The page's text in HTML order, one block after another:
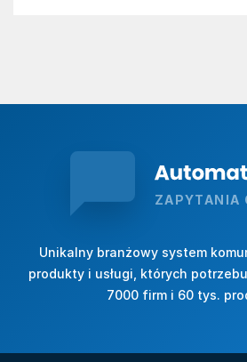
ZAPYTANIA
Unikalny branżowy system
produkty i usługi, których
7000 firm i 60 tys.